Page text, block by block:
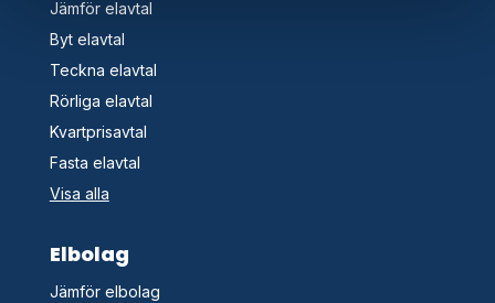
Jämför elavtal
Byt elavtal
Teckna elavtal
Rörliga elavtal
Kvartprisavtal
Fasta elavtal
Visa alla
Elbolag
Jämför elbolag